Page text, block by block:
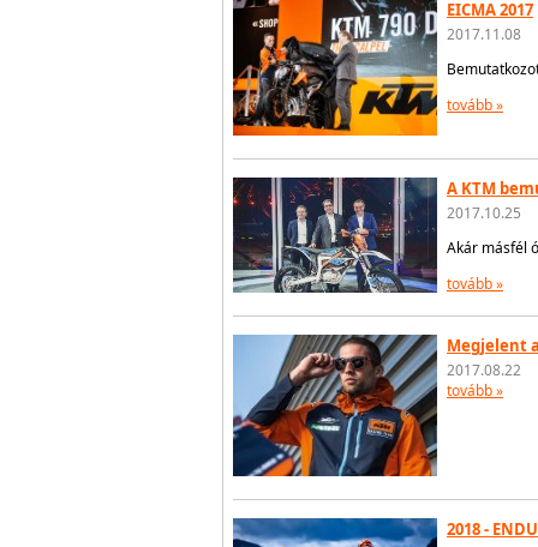
EICMA 2017
2017.11.08
tovább »
A KTM
2017.10.25
Akár másfél
tovább »
Megjelent
2017.08.22
tovább »
2018 -